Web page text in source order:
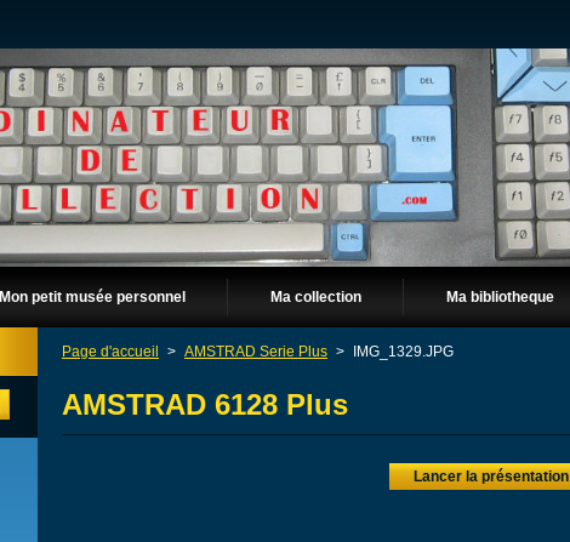
Mon petit musée personnel Ma collection Ma bibliotheque
Page d'accueil > AMSTRAD Serie Plus > IMG_1329.JPG
AMSTRAD 6128 Plus
Lancer la présentation